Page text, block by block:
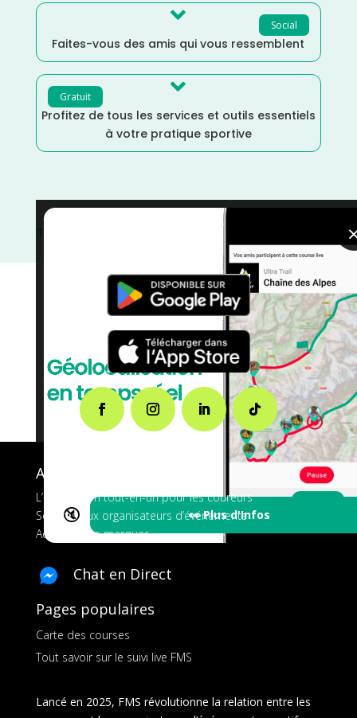
Social

Faites-vous des amis qui vous ressemblent
Gratuit 
Profitez de tous les services et outils essentiels
à votre pratique sportive
🔇 👀 Plus d'Infos
Trail
Dénivelé Moyen/courses
A propos de FMS
L’application tout-en-un pour les coureurs
Services aux organisateurs d’événements
Ads pour les marques
Chat en Direct
Pages populaires
Carte des courses
Tout savoir sur le suivi live FMS
Lancé en 2025, FMS révolutionne la relation entre les